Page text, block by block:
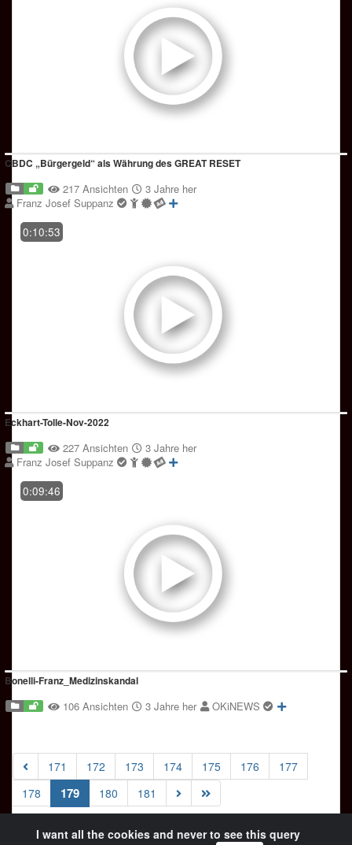
CBDC „Bürgergeld“ als Währung des GREAT RESET
217 Ansichten
3 Jahre her
Franz Josef Suppanz
0:10:53
Eckhart-Tolle-Nov-2022
227 Ansichten
3 Jahre her
Franz Josef Suppanz
0:09:46
Bonelli-Franz_Medizinskandal
106 Ansichten 3 Jahre her OKiNEWS
171 172 173 174 175 176
177
178
179(current)
180 181
I want all the cookies and never to see this query